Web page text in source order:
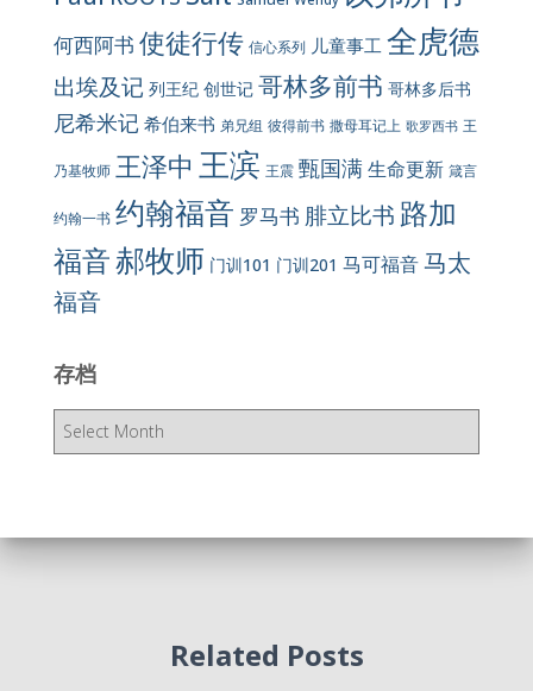
何西阿书 使徒行传 信心系列 儿童事工 全虎德
出埃及记 列王纪 创世记 哥林多前书 哥林多后书
尼希米记 希伯来书 弟兄组 彼得前书 撒母耳记上 歌罗西书 王
乃基牧师 王泽中 王滨 王震 甄国满生命更新 箴言
约翰一书 约翰福音 罗马书 腓立比书 路加
福音郝牧师 门训101 门训201 马可福音马太
福音
存档
存
Related Posts